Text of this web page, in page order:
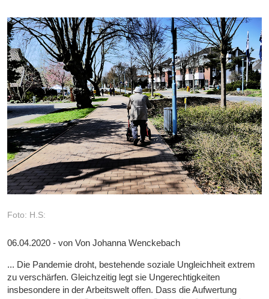
Foto: H.S:
06.04.2020 - von Von Johanna Wenckebach
... Die Pandemie droht, bestehende soziale Ungleichheit extrem
zu verschärfen. Gleichzeitig legt sie Ungerechtigkeiten
insbesondere in der Arbeitswelt offen. Dass die Aufwertung